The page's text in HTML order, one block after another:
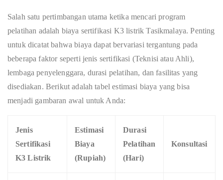
Salah satu pertimbangan utama ketika mencari program
pelatihan adalah biaya sertifikasi K3 listrik Tasikmalaya. Penting
untuk dicatat bahwa biaya dapat bervariasi tergantung pada
beberapa faktor seperti jenis sertifikasi (Teknisi atau Ahli),
lembaga penyelenggara, durasi pelatihan, dan fasilitas yang
disediakan. Berikut adalah tabel estimasi biaya yang bisa
menjadi gambaran awal untuk Anda:
Jenis
Sertifikasi
K3 Listrik
Estimasi
Biaya
(Rupiah)
Durasi
Pelatihan
(Hari)
Konsultasi